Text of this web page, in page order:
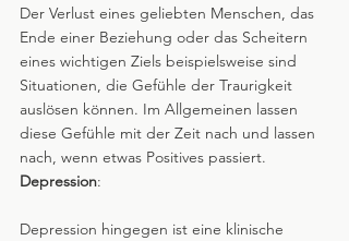
Der Verlust eines geliebten Menschen, das
Ende einer Beziehung oder das Scheitern
eines wichtigen Ziels beispielsweise sind
Situationen, die Gefühle der Traurigkeit
auslösen können. Im Allgemeinen lassen
diese Gefühle mit der Zeit nach und lassen
nach, wenn etwas Positives passiert.
Depression:
Depression hingegen ist eine klinische